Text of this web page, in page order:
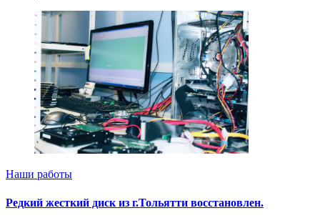
Наши работы
Редкий жесткий диск из г.Тольятти восстановлен.